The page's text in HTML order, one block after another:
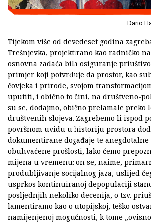
Dario
Tijekom više od devedeset godina
Trešnjevka, projektirano kao radničko
osnovna zadaća bila osiguranje
primjer koji potvrđuje da prostor, kao
čovjeka i prirode, svojom
uputiti, i obično to čini, na društveno-
su se, dodajmo, obično prelamale preko
društvenih slojeva. Zagrebemo li ispod
površnom uvidu u historiju prostora
dokumentirane događaje te
obuhvaćene prošlosti, lako ćemo
mijena u vremenu: on se, naime,
produbljivanje socijalnog jaza, uslijed
usprkos kontinuiranoj depopulaciji
posljednjih nekoliko decenija, o tzv.
lamentiramo kao o utopijskoj, teško
namijenjenoj mogućnosti, k tome